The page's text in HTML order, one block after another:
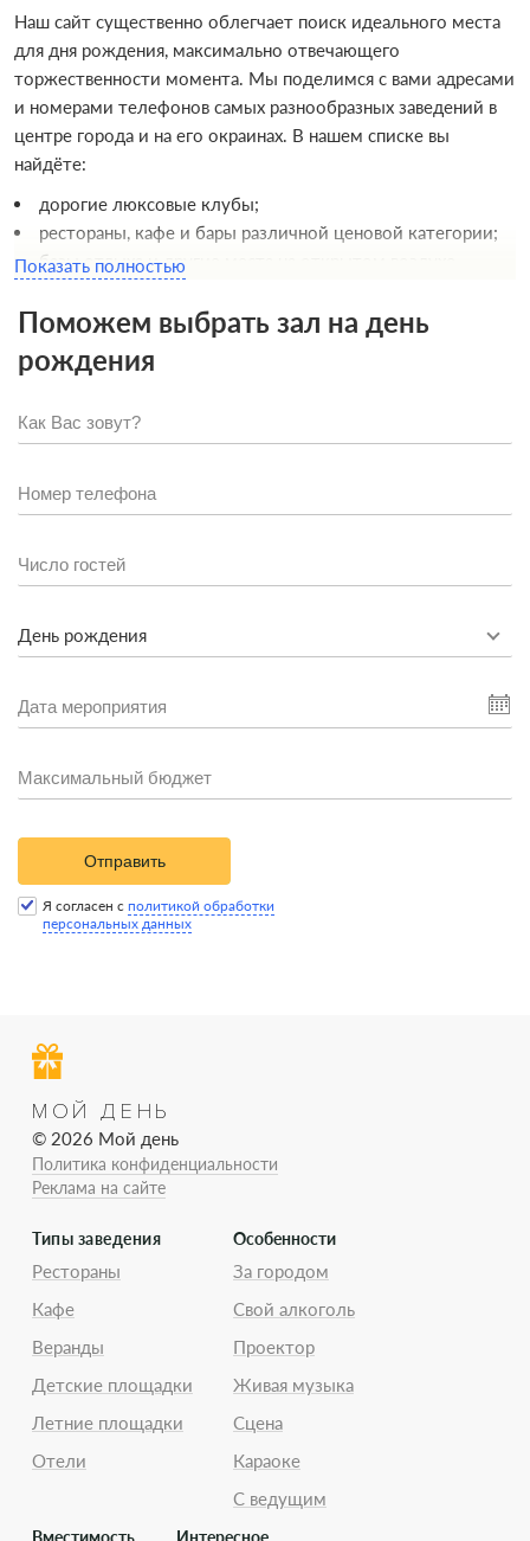
Наш сайт существенно облегчает поиск идеального места
для дня рождения, максимально отвечающего
торжественности момента. Мы поделимся с вами адресами
и номерами телефонов самых разнообразных заведений в
центре города и на его окраинах. В нашем списке вы
найдёте:
дорогие люксовые клубы;
рестораны, кафе и бары различной ценовой категории;
базы отдыха и другие места на открытом воздухе.
сможете быстро подобрать и снять в аренду лучшую
площадку, на которой отпраздновать день рождения
возможно абсолютно во всех заведениях, внесенных в наш
каталог, ведь им можно доверять полностью и
Показать полностью
Поможем выбрать зал на день
рождения
День рождения
Отправить
Я согласен с политикой обработки
персональных данных
МОЙ ДЕНЬ
© 2026 Мой день
Политика конфиденциальности
Реклама на сайте
Типы заведения
Рестораны
Кафе
Веранды
Детские площадки
Летние площадки
Отели
Особенности
За городом
Свой алкоголь
Проектор
Живая музыка
Сцена
Караоке
С ведущим
Вместимость Интересное